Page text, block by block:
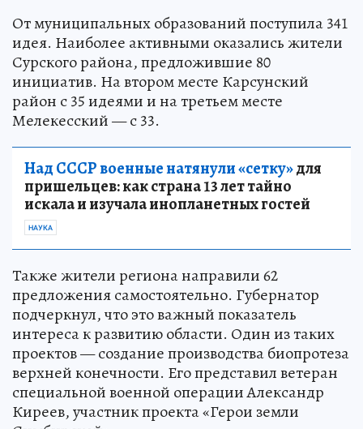
От муниципальных образований поступила 341
идея. Наиболее активными оказались жители
Сурского района, предложившие 80
инициатив. На втором месте Карсунский
район с 35 идеями и на третьем месте
Мелекесский — с 33.
Над СССР военные натянули «сетку»для
пришельцев: как страна 13 лет тайно
искала и изучала инопланетных гостей
НАУКА
Также жители региона направили 62
предложения самостоятельно. Губернатор
подчеркнул, что это важный показатель
интереса к развитию области. Один из таких
проектов — создание производства биопротеза
верхней конечности. Его представил ветеран
специальной военной операции Александр
Киреев, участник проекта «Герои земли